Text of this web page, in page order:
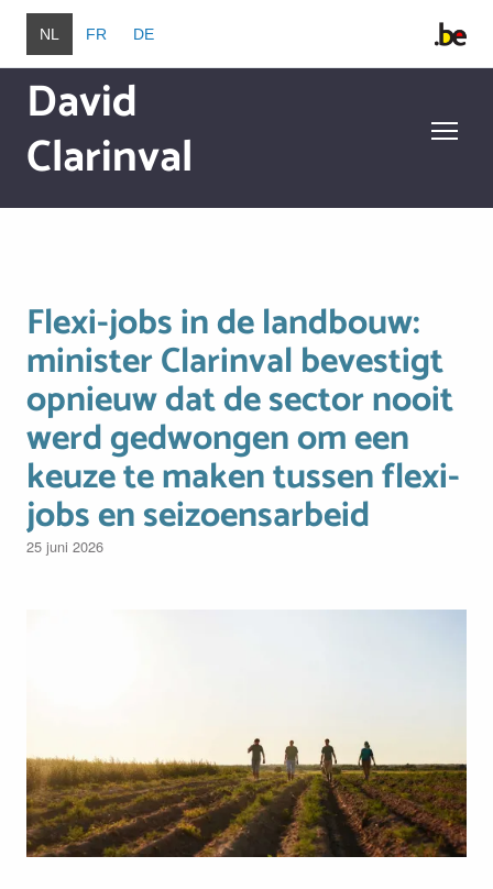
Overslaan en naar de inhoud gaan
NL FR DE
David
Clarinval
Flexi-jobs in de landbouw:
minister Clarinval bevestigt
opnieuw dat de sector nooit
werd gedwongen om een
keuze te maken tussen flexi-
jobs en seizoensarbeid
25 juni 2026